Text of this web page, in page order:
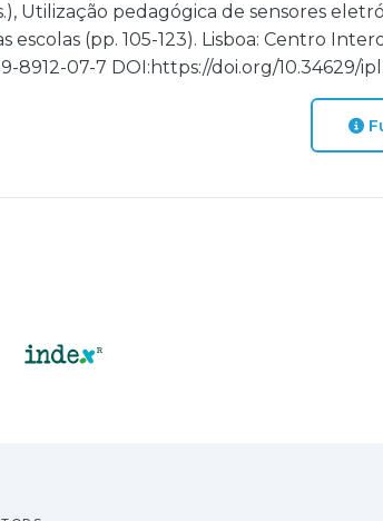
Utilização pedagógica de sensores
escolas (pp. 105-123). Lisboa: Centro
8912-07-7 DOI:https://doi.org/10.34629/